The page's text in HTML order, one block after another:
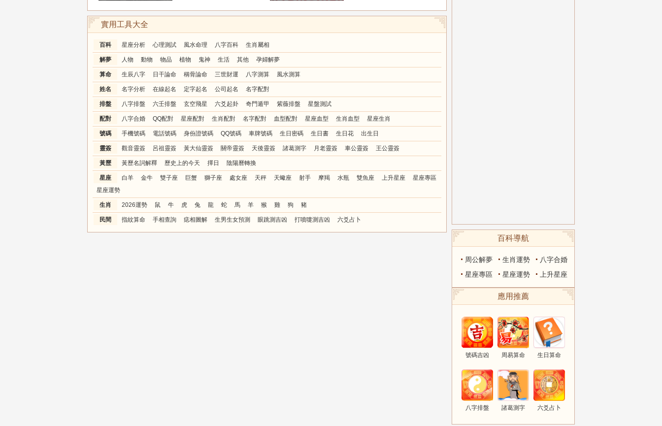
實用工具大全
百科 星座分析 心理測試 風水命理 八字百科 生肖屬相
解夢 人物 動物 物品 植物 鬼神 生活 其他 孕婦解夢
算命 生辰八字 日干論命 稱骨論命 三世財運 八字測算 風水測算
姓名 名字分析 在線起名 定字起名 公司起名 名字配對
排盤 八字排盤 六壬排盤 玄空飛星 六爻起卦 奇門遁甲 紫薇排盤 星盤測試
配對 八字合婚 QQ配對 星座配對 生肖配對 名字配對 血型配對 星座血型 生肖血型 星座生肖
號碼 手機號碼 電話號碼 身份證號碼 QQ號碼 車牌號碼 生日密碼 生日書 生日花 出生日
靈簽 觀音靈簽 呂祖靈簽 黃大仙靈簽 關帝靈簽 天後靈簽 諸葛測字 月老靈簽 車公靈簽 王公靈簽
黃歷 黃歷名詞解釋 歷史上的今天 擇日 陰陽曆轉換
星座 白羊 金牛 雙子座 巨蟹 獅子座 處女座 天秤 天蠍座 射手 摩羯 水瓶 雙魚座 上升星座
星座專區
星座運勢
生肖 2026運勢 鼠 牛 虎 兔 龍 蛇 馬 羊 猴 雞 狗 豬
民間 指紋算命 手相查詢 痣相圖解 生男生女預測 眼跳測吉凶 打噴嚏測吉凶 六爻占卜
百科導航
周公解夢 生肖運勢
八字合婚
星座專區
星座運勢 上升星座
應用推薦
號碼吉凶 周易算命 生日算命
八字排盤 諸葛測字 六爻占卜